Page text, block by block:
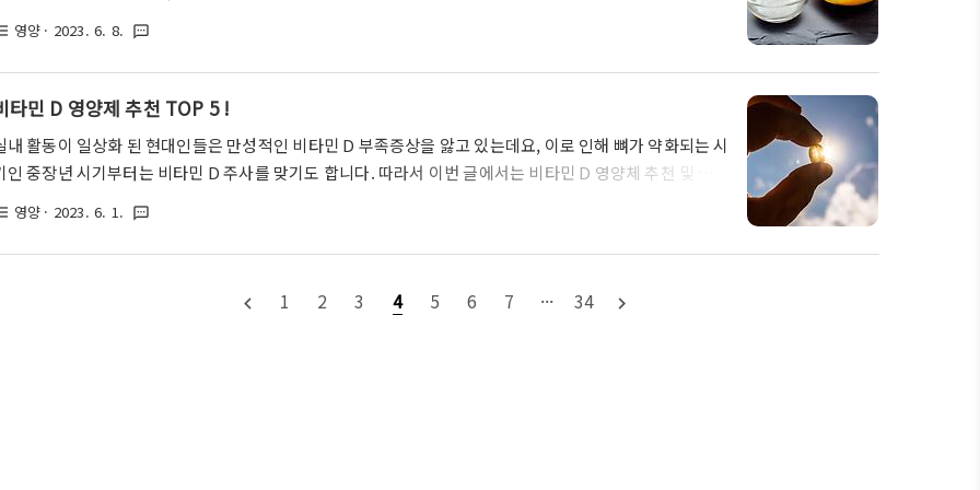
글에서 헷갈리는 개념까지 모두 정리해 드리도록 할 테니, 끝까지 정독해 주시길 바랍니다. 리포조말이란? 리
조말 비타민c 제품을 고르기 전에 알아두면 좋은 상식은 '리포좀(liposome)'이란 도대체 무엇인가에 대한
용입니다. 간혹 리포좀 비타민c를 비타민c 계열의 새로운 종류라고 오해하시는 분들도 계시곤 하는데, 리포
영양 · 2023. 6. 8. textsms
타민 D 영양제 추천 TOP 5 !
내 활동이 일상화 된 현대인들은 만성적인 비타민 D 부족증상을 앓고 있는데요, 이로 인해 뼈가 약화되는 시
인 중장년 시기부터는 비타민 D 주사를 맞기도 합니다. 따라서 이번 글에서는 비타민 D 영양체 추천 및 비타
5 비타민 D 영양제를 선택할 때는 몇 가지 고려해야 할 사항들이 존재합니다. 그중 대표적인 사항들은 아래와
습니다. 제품의 제형 가장 첫 번째로 고려해야 할 사항은 제품의 제형입니다. 일반적으로 비타민 D는 약물
존재하며 본인에게 편리한 제형을 선택하시면 됩니다. 비타민..
영양 · 2023. 6. 1. textsms
navigate_before 1 2 3 4 5 6 7 ··· 34 navigate_next